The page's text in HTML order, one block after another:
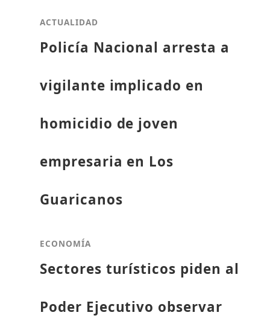
ACTUALIDAD
Policía Nacional arresta a
vigilante implicado en
homicidio de joven
empresaria en Los
Guaricanos
ECONOMÍA
Sectores turísticos piden al
Poder Ejecutivo observar